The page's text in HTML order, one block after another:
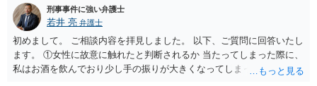
人の話（故意を否認する話）が実際の状況と矛盾しないかだけの話で
す。 ②について 犯人性が特定できませんから，逮捕や呼出の可能性は
ないと思います。 ③について ②がないので，③はそもそもないことが
前提なので，期間も考えなくて大丈夫です。 というわけで，本件は大
丈夫ですから，今後，同じような不安に襲われることがないように気
をつけてくださいね。それが一番大事です。
状に関しての話になると思いますので，弁護人の方と相談してみまし
ょう。
刑事事件に強い弁護士
若井 亮 弁護士
初めまして。 ご相談内容を拝見しました。 以下、ご質問に回答いたし
ます。 ①女性に故意に触れたと判断されるか 当たってしまった際に、
私はお酒を飲んでおり少し手の振りが大きくなってしまっていたこと